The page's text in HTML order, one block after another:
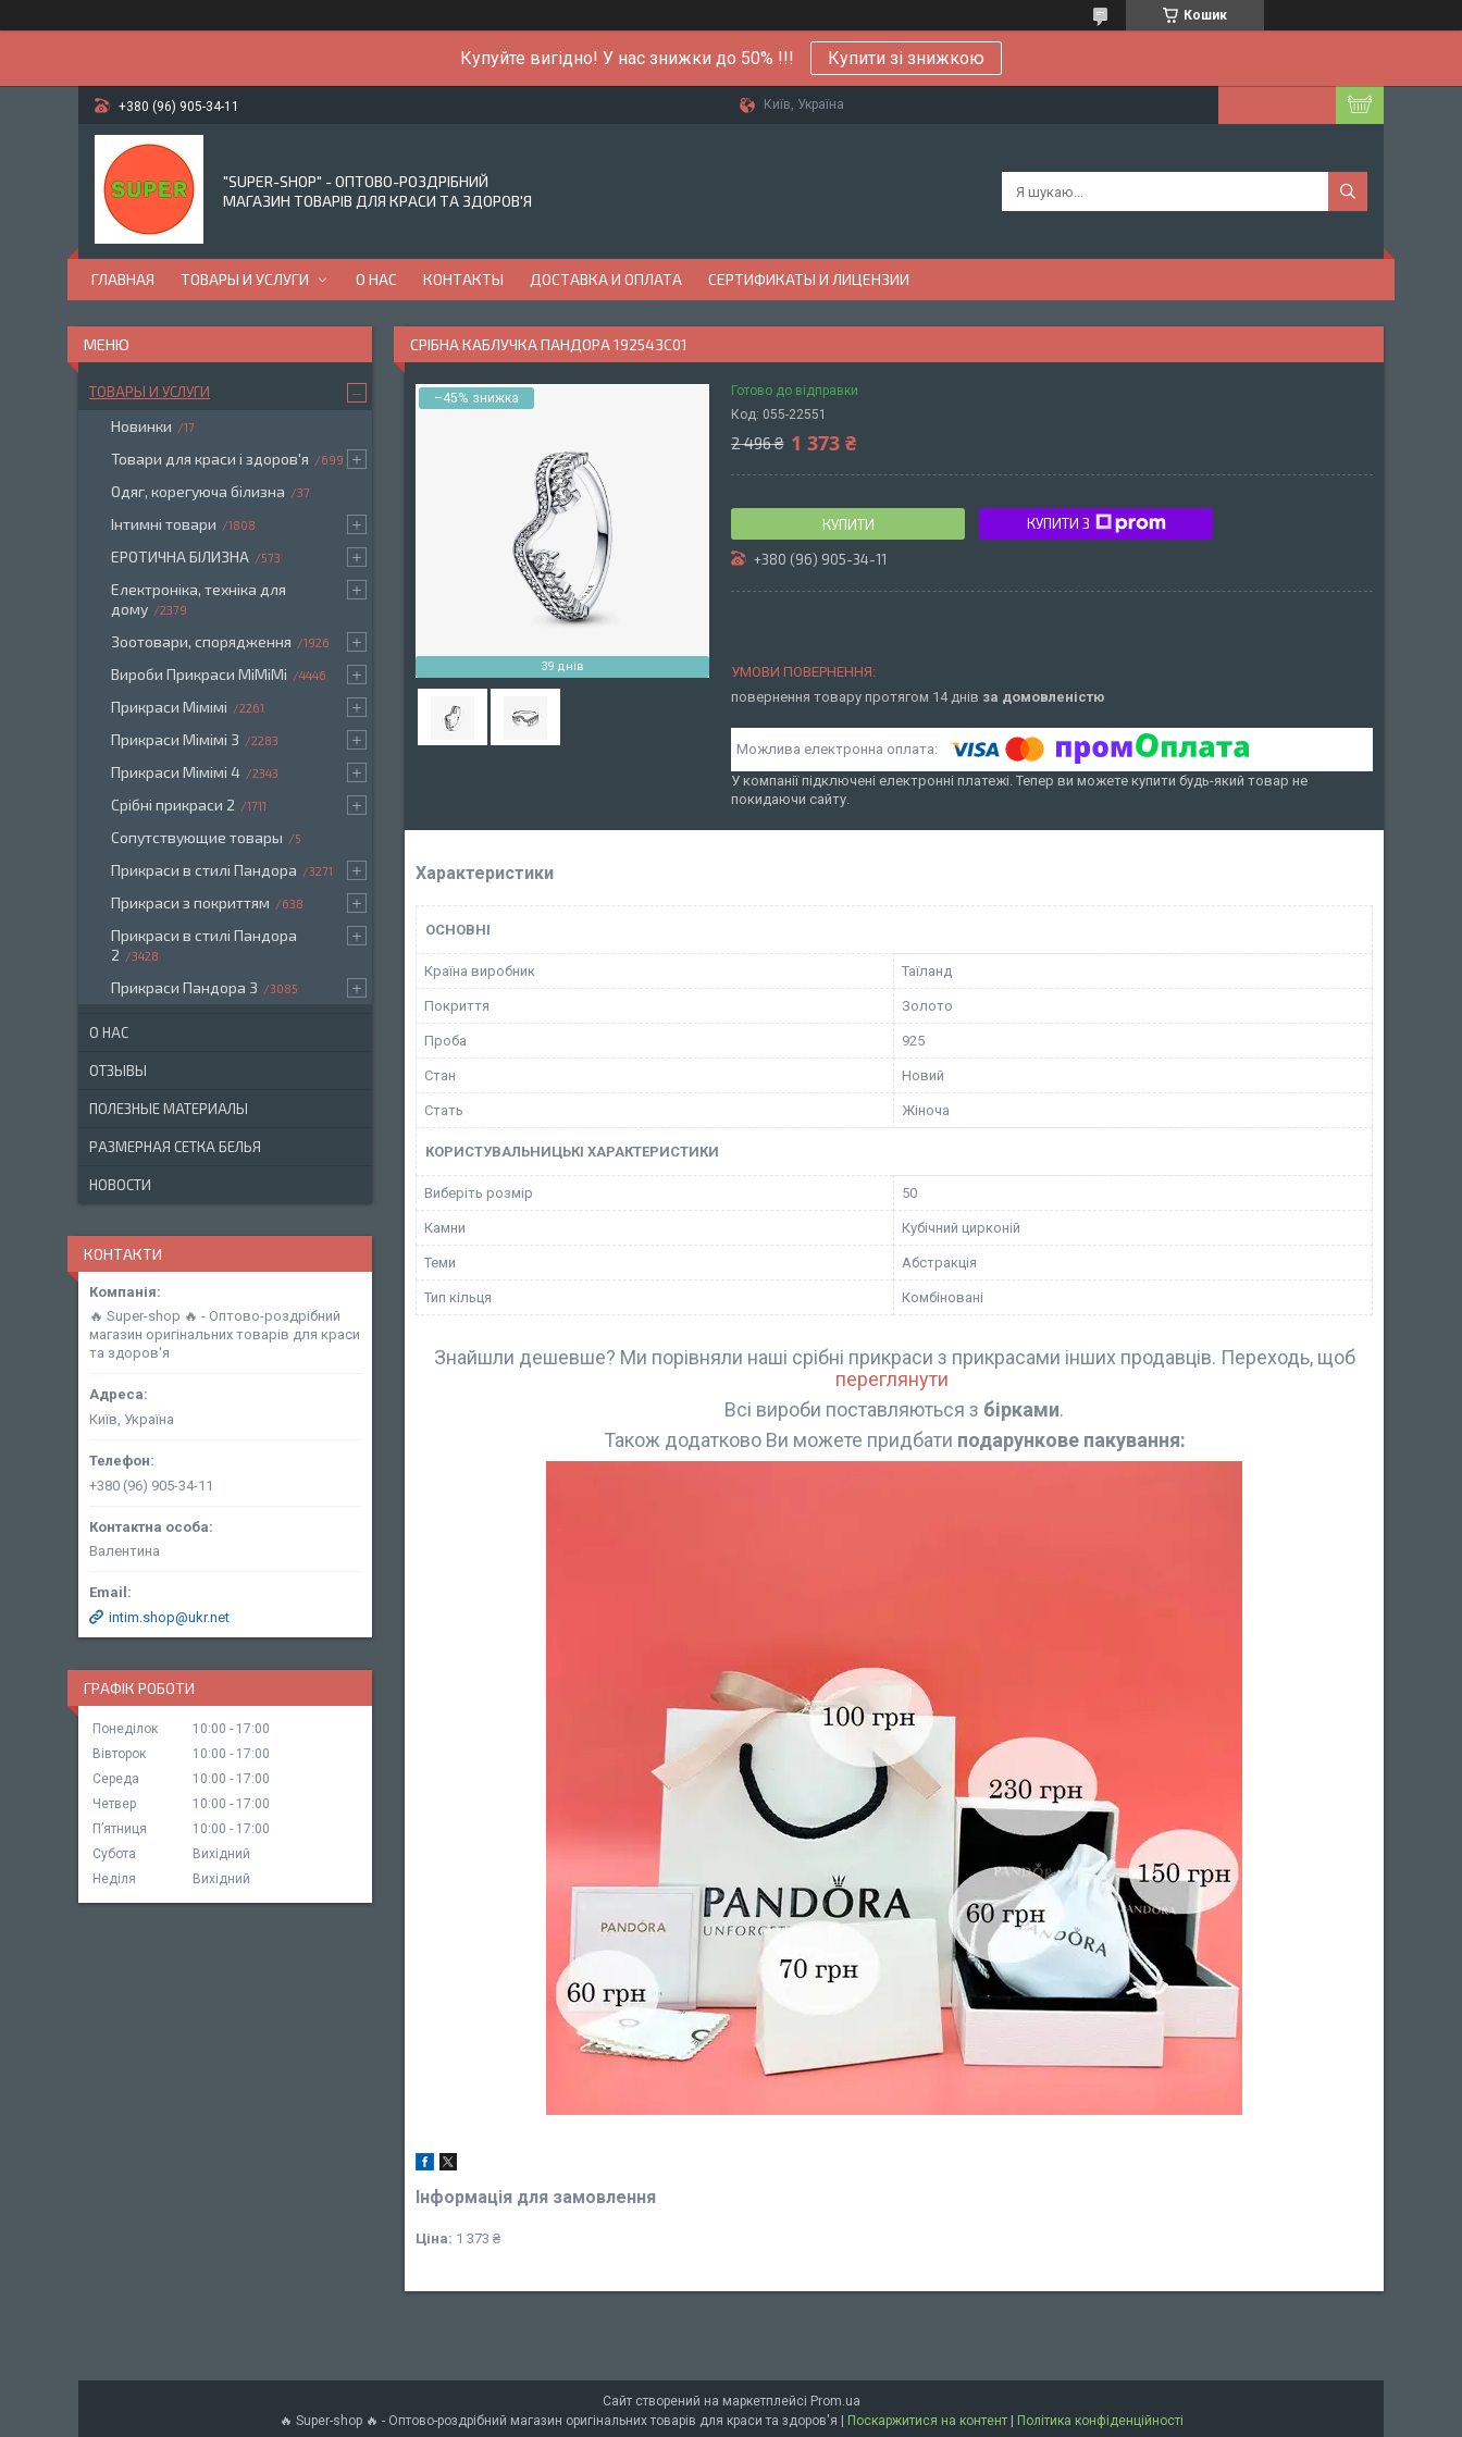
Кошик
Купуйте вигідно! У нас знижки до 50% !!! Купити зі знижкою
+380 (96) 905-34-11 Київ, Україна
"SUPER-SHOP" - ОПТОВО-РОЗДРІБНИЙ
МАГАЗИН ТОВАРІВ ДЛЯ КРАСИ ТА ЗДОРОВ'Я
ГЛАВНАЯ ТОВАРЫ И УСЛУГИ О НАС КОНТАКТЫ ДОСТАВКА И ОПЛАТА СЕРТИФИКАТЫ И ЛИЦЕНЗИИ
СРІБНА КАБЛУЧКА ПАНДОРА 192543C01
–45%
39 днів
Готово до відправки
Код: 055-22551
2 496 ₴ 1 373 ₴
КУПИТИ КУПИТИ З
+380 (96) 905-34-11
повернення товару протягом 14 днів за домовленістю
У компанії підключені електронні платежі. Тепер ви можете купити будь-який товар не
покидаючи сайту.
Характеристики
ОСНОВНІ
Країна виробник Таїланд
Покриття Золото
Проба 925
Стан Новий
Стать Жіноча
КОРИСТУВАЛЬНИЦЬКІ ХАРАКТЕРИСТИКИ
Виберіть розмір 50
Камни Кубічний цирконій
Теми Абстракція
Тип кільця Комбіновані
Знайшли дешевше? Ми порівняли наші срібні прикраси з прикрасами інших продавців. Переходь, щоб
переглянути
Всі вироби поставляються з бірками.
Також додатково Ви можете придбати подарункове пакування:
Інформація для замовлення
Ціна: 1 373 ₴
ТОВАРЫ И УСЛУГИ
Новинки 17
Товари для краси і здоров'я 699
Одяг, корегуюча білизна 37
Інтимні товари 1808
ЕРОТИЧНА БІЛИЗНА 573
Електроніка, техніка для
дому
2379
Зоотовари, спорядження 1926
Вироби Прикраси МіМіМі 4446
Прикраси Мімімі 2261
Прикраси Мімімі 3 2283
Прикраси Мімімі 4 2343
Срібні прикраси 2 1711
Сопутствующие товары 5
Прикраси в стилі Пандора 3271
Прикраси з покриттям 638
Прикраси в стилі Пандора
2
3428
Прикраси Пандора 3 3085
О НАС
ОТЗЫВЫ
ПОЛЕЗНЫЕ МАТЕРИАЛЫ
РАЗМЕРНАЯ СЕТКА БЕЛЬЯ
НОВОСТИ
КОНТАКТИ
🔥 Super-shop 🔥 - Оптово-роздрібний
магазин оригінальних товарів для краси
та здоров'я
Київ, Україна
+380 (96) 905-34-11
Валентина
intim.shop@ukr.net
ГРАФІК РОБОТИ
Понеділок 10:00
17:00
Вівторок
10:00
17:00
Середа
10:00
17:00
Четвер
10:00
17:00
Пʼятниця
10:00
17:00
Субота
Вихідний
Неділя
Вихідний
Сайт створений на маркетплейсі Prom.ua
🔥 Super-shop 🔥 - Оптово-роздрібний магазин оригінальних товарів для краси та здоров'я | Поскаржитися на контент | Політика конфіденційності